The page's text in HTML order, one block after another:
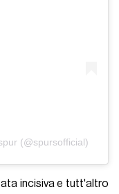
(@spursofficial)
incisiva e tutt'altro